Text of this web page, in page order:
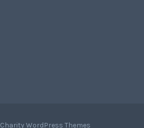
Charity WordPress Themes